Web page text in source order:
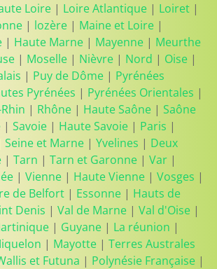
Loire | Loire Atlantique | Loiret |
| lozère | Maine et Loire |
| Haute Marne | Mayenne | Meurthe
| Moselle | Nièvre | Nord | Oise |
| Puy de Dôme | Pyrénées
Pyrénées | Pyrénées Orientales |
| Rhône | Haute Saône | Saône
| Savoie | Haute Savoie | Paris |
Seine et Marne | Yvelines | Deux
| Tarn | Tarn et Garonne | Var |
| Vienne | Haute Vienne | Vosges |
de Belfort | Essonne | Hauts de
Denis | Val de Marne | Val d'Oise |
| Guyane | La réunion |
| Mayotte | Terres Australes
et Futuna | Polynésie Française |